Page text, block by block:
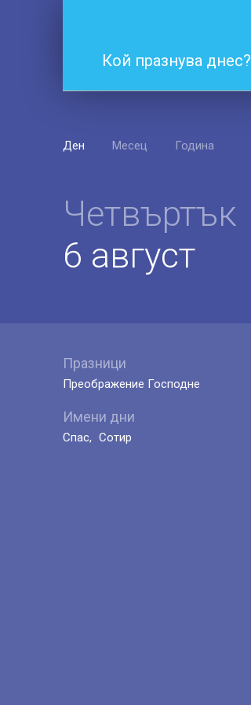
Кой празнува днес?
Ден Месец Година
Четвъртък
6 август
Празници
Преображение Господне
Имени дни
Спас Сотир